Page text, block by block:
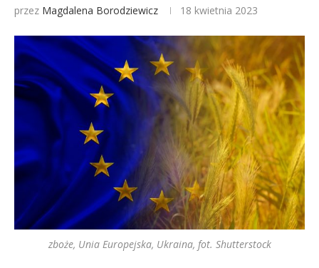
przez Magdalena Borodziewicz 18 kwietnia 2023
zboże, Unia Europejska, Ukraina, fot. Shutterstock